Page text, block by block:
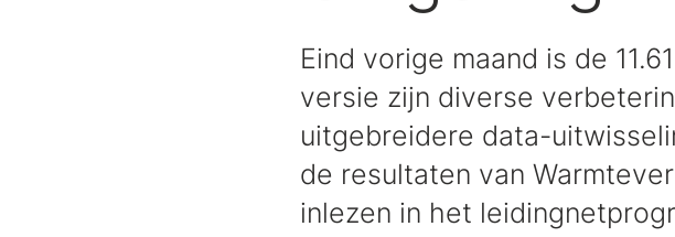
Eind vorige maand is de
versie zijn diverse
uitgebreidere data-
de resultaten van
inlezen in het